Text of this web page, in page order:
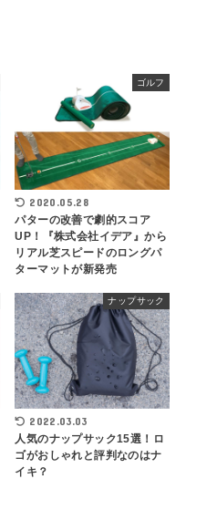
ゴルフ
2020.05.28
パターの改善で劇的スコア
UP！『株式会社イデア』から
リアル芝スピードのロングパ
ターマットが新発売
ナップサック
2022.03.03
人気のナップサック15選！ロ
ゴがおしゃれと評判なのはナ
イキ？